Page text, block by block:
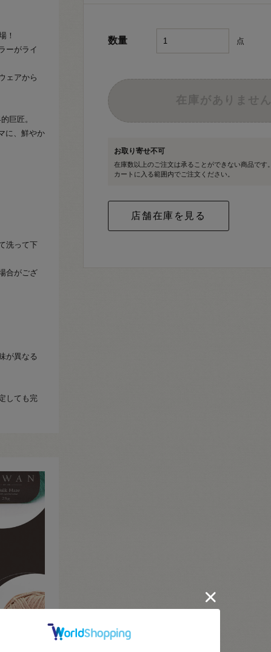
！
ーがライ
ェアから
巨匠。
に、鮮やか
洗って下
合がござ
が異なる
しても完
数量 点
お取り寄せ不可
在庫数以上のご注文は承ることができない商品です。
カートに入る範囲内でご注文ください。